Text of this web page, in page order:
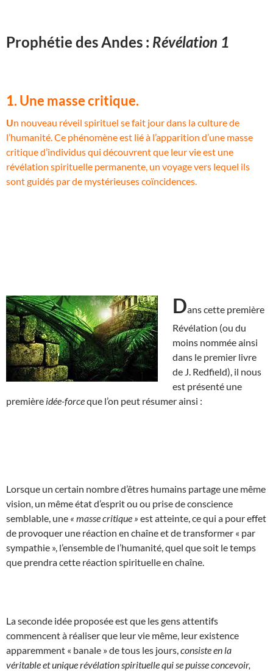
Prophétie des Andes : Révélation 1
1. Une masse critique.
Un nouveau réveil spirituel se fait jour dans la culture de
l’humanité. Ce phénomène est lié à l’apparition d’une masse
critique d’individus qui découvrent que leur vie est une
révélation spirituelle permanente, un voyage vers lequel ils
sont guidés par de mystérieuses coïncidences.
Dans cette première
Révélation (ou du
moins nommée ainsi
dans le premier livre
de J. Redfield), il nous
est présenté une
première idée-forceque l’on peut résumer ainsi :
Lorsque un certain nombre d’êtres humains partage une même
vision, un même état d’esprit ou ou prise de conscience
semblable, une « masse critique » est atteinte, ce qui a pour effet
de provoquer une réaction en chaîne et de transformer « par
sympathie », l’ensemble de l’humanité, quel que soit le temps
que prendra cette réaction spirituelle en chaîne.
La seconde idée proposée est que les gens attentifs
commencent à réaliser que leur vie même, leur existence
apparemment « banale » de tous les jours, consiste en la
véritable et unique révélation spirituelle qui se puisse concevoir,